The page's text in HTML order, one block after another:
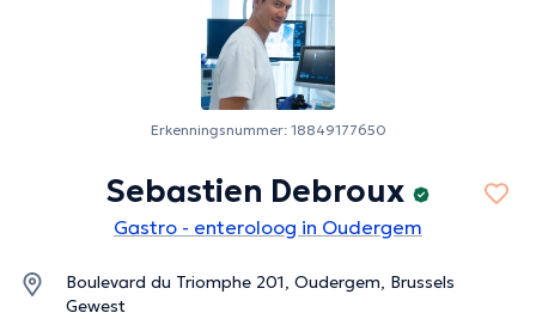
Erkenningsnummer: 18849177650
Sebastien Debroux
Gastro - enteroloog in Oudergem
Boulevard du Triomphe 201, Oudergem, Brussels
Gewest